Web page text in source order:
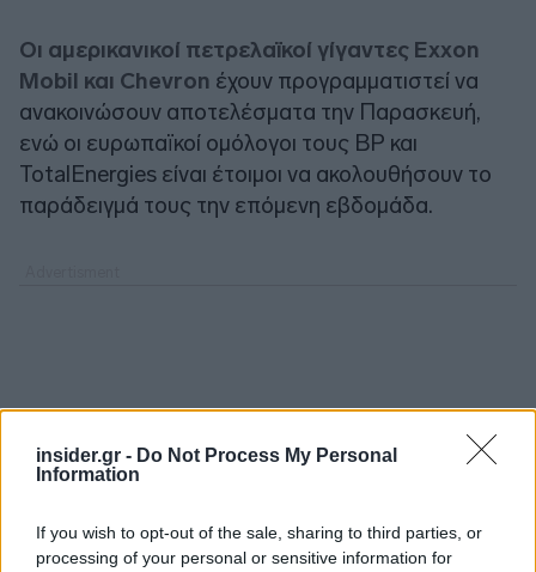
insider.gr - Do Not Process My Personal
Information
If you wish to opt-out of the sale, sharing to third parties, or
processing of your personal or sensitive information for
Οι αμερικανικοί πετρελαϊκοί γίγαντες Exxon
Mobil και Chevron έχουν προγραμματιστεί να
ανακοινώσουν αποτελέσματα την Παρασκευή,
ενώ οι ευρωπαϊκοί ομόλογοι τους BP και
TotalEnergies είναι έτοιμοι να ακολουθήσουν το
παράδειγμά τους την επόμενη εβδομάδα.